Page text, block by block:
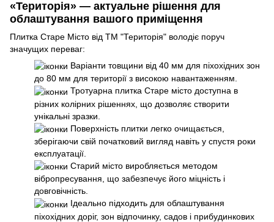
«Територія» — актуальне рішення для
облаштування вашого приміщення
Плитка Старе Місто від ТМ "Територія" володіє поруч
значущих переваг:
Варіанти товщини від 40 мм для піхохідних зон
до 80 мм для території з високою навантаженням.
Тротуарна плитка Старе місто доступна в
різних колірних рішеннях, що дозволяє створити
унікальні зразки.
Поверхність плитки легко очищається,
зберігаючи свій початковий вигляд навіть у спустя роки
експлуатації.
Старий місто виробляється методом
вібропресування, що забезпечує його міцність і
довговічність.
Ідеально підходить для облаштування
піхохідних доріг, зон відпочинку, садов і прибудинкових